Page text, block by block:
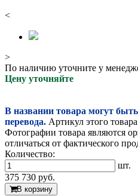
<
>
По наличию уточните у
Цену уточняйте
В названии товара могут
перевода. Артикул этого
Фотографии товара являются
отличаться от фактического
Количество:
шт.
375 730 руб.
В корзину